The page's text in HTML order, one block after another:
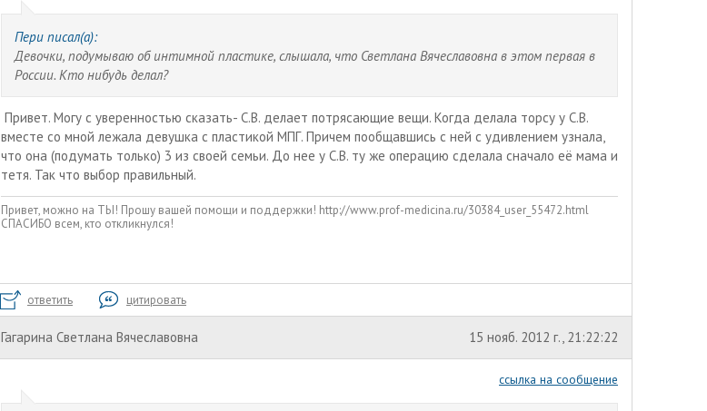
Пери писал(а):
Девочки, подумываю об интимной пластике, слышала, что Светлана Вячеславовна в этом первая в
России. Кто нибудь делал?
Привет. Могу с уверенностью сказать- C.В. делает потрясающие вещи. Когда делала торсу у С.В.
вместе со мной лежала девушка с пластикой МПГ. Причем пообщавшись с ней с удивлением узнала,
что она (подумать только) 3 из своей семьи. До нее у С.В. ту же операцию сделала сначало её мама и
тетя. Так что выбор правильный.
Привет, можно на ТЫ! Прошу вашей помощи и поддержки! http://www.prof-medicina.ru/30384_user_55472.html
СПАСИБО всем, кто откликнулся!
ответить цитировать
Гагарина Светлана Вячеславовна 15 нояб. 2012 г., 21:22:22
ссылка на сообщение